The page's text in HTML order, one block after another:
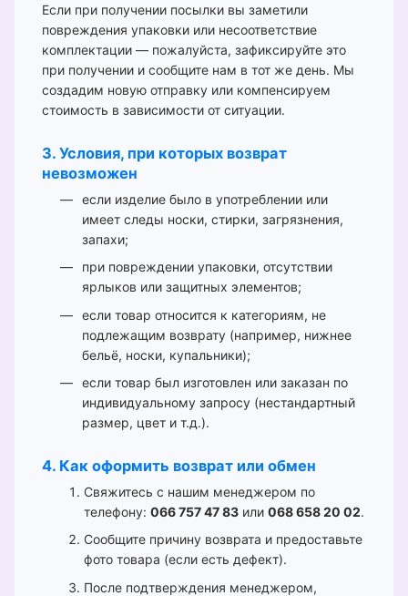
Если при получении посылки вы заметили
повреждения упаковки или несоответствие
комплектации — пожалуйста, зафиксируйте это
при получении и сообщите нам в тот же день. Мы
создадим новую отправку или компенсируем
стоимость в зависимости от ситуации.
3. Условия, при которых возврат
невозможен
если изделие было в употреблении или
имеет следы носки, стирки, загрязнения,
запахи;
при повреждении упаковки, отсутствии
ярлыков или защитных элементов;
если товар относится к категориям, не
подлежащим возврату (например, нижнее
бельё, носки, купальники);
если товар был изготовлен или заказан по
индивидуальному запросу (нестандартный
размер, цвет и т.д.).
4. Как оформить возврат или обмен
Свяжитесь с нашим менеджером по
телефону: 066 757 47 83 или 068 658 20 02.
Сообщите причину возврата и предоставьте
фото товара (если есть дефект).
После подтверждения менеджером,